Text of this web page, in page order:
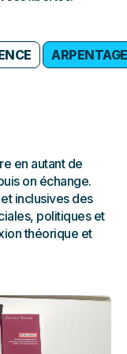
en autant de
on échange.
inclusives des
politiques et
théorique et